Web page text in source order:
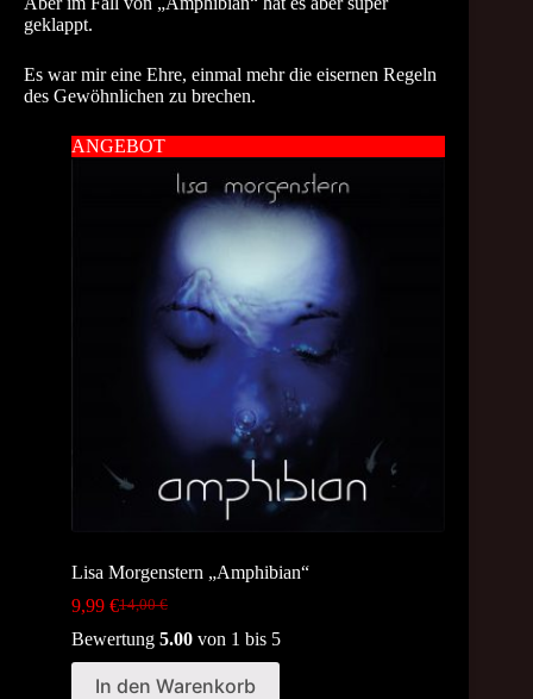
geklappt.
Es war mir eine Ehre, einmal mehr die eisernen Regeln
des Gewöhnlichen zu brechen.
ANGEBOT
Lisa Morgenstern „Amphibian“
14,00€
Original
price
14,00 €.
9,99 €Current
price
9,99 €.
Bewertung 5.00 von 1 bis 5
In den Warenkorb